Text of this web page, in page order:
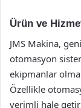
Ürün ve
JMS Makina,
otomasyon
ekipmanlar
Özellikle
verimli hale